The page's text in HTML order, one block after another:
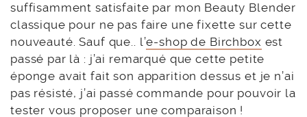
suffisamment satisfaite par mon Beauty Blender
classique pour ne pas faire une fixette sur cette
nouveauté. Sauf que.. l’e-shop de Birchbox est
passé par là : j’ai remarqué que cette petite
éponge avait fait son apparition dessus et je n’ai
pas résisté, j’ai passé commande pour pouvoir la
tester vous proposer une comparaison !